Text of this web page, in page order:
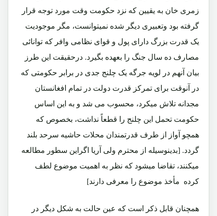
زمری خان به یقیین که نزد حکومت وقت مورد توجه قرار
گرفته بود وتعبیری دیگر شده نمیتوانست، مگر موجودیت
یک قدرت بزرگ دارای پول و قوای نظامی وافر که توانائی
مصارف ده سال جنگ را بعهده بگیرد. درحقیقت این طرز
بیان آنهم در لویه جرگه یک چلنج جدی در برابر حکومتی که
در آنوقت برای تمرکز قدرت دولت در تمام افغانستان
مجدانه تلاش میکرد، محسوب می شد و به این اساس
حکومت تحمل این چلنج را قطعاً نداشت، بخصوص که
همچو آواز از طرف قدرتمندان محلات حاشیه سرحد بلند
گردد. [بدینوسیله از محترم ولی آریا اگراین سطور مطالعه
میکنند، تقاضا میشود که نظر به اهمیت موضوع لطف
کرده مأخذ موضوع را معرفی دارند]
همچنان قابل ذکر است که عین حالت به شکل دیگر در